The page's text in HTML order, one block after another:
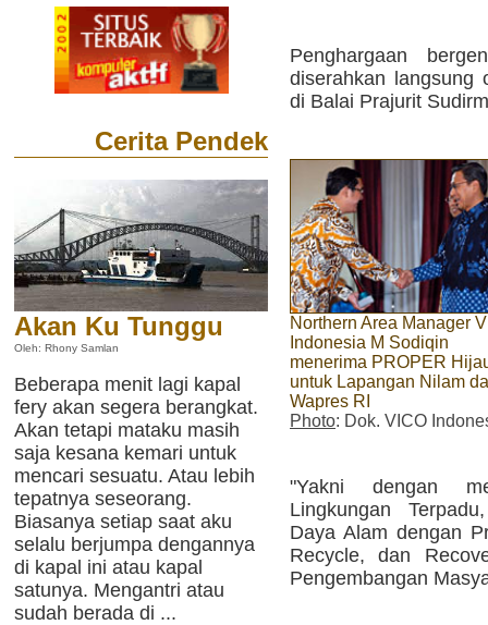
Cerita Pendek
Akan Ku Tunggu
Oleh: Rhony Samlan
Beberapa menit lagi kapal
fery akan segera berangkat.
Akan tetapi mataku masih
saja kesana kemari untuk
mencari sesuatu. Atau lebih
tepatnya seseorang.
Biasanya setiap saat aku
selalu berjumpa dengannya
di kapal ini atau kapal
satunya. Mengantri atau
sudah berada di ...
Penghargaan
diserahkan langsung
di Balai Prajurit
Northern Area Manager
Indonesia M Sodiqin
menerima PROPER
untuk Lapangan Nilam
Wapres RI
Photo: Dok. VICO
"Yakni dengan
Lingkungan
Daya Alam dengan
Recycle, dan
Pengembangan